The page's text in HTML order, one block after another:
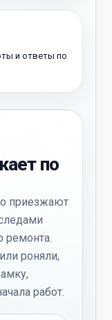
и ответы по
по
приезжают
ремонта.
роняли,
работ.